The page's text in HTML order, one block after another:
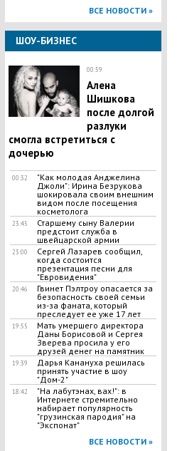
ВСЕ НОВОСТИ »
ШОУ-БИЗНЕС
00:59
Алена
Шишкова
после долгой
разлуки
смогла встретиться с
дочерью
00:32
"Как молодая Анджелина
Джоли": Ирина Безрукова
шокировала своим внешним
видом после посещения
косметолога
23:45
Старшему сыну Валерии
предстоит служба в
швейцарской армии
23:00
Сергей Лазарев сообщил,
когда состоится
презентация песни для
"Евровидения"
20:46
Гвинет Пэлтроу опасается за
безопасность своей семьи
из-за фаната, который
преследует ее уже 17 лет
19:55
Мать умершего директора
Даны Борисовой и Сергея
Зверева просила у его
друзей денег на памятник
19:39
Дарья Канануха решилась
принять участие в шоу
"Дом-2"
18:42
"На лабутэнах, вах!": в
Интернете стремительно
набирает популярность
"грузинская пародия" на
"Экспонат"
ВСЕ НОВОСТИ »